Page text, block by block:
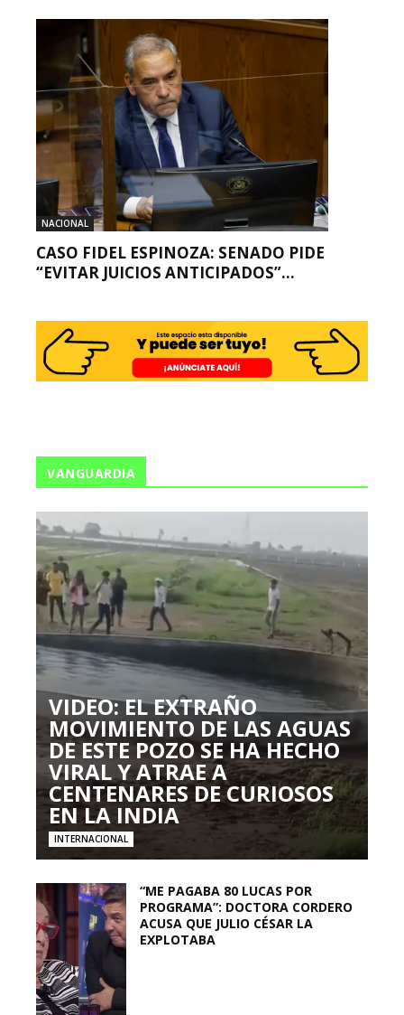
NACIONAL
CASO FIDEL ESPINOZA: SENADO PIDE
“EVITAR JUICIOS ANTICIPADOS”...
VANGUARDIA
VIDEO: EL EXTRAÑO
MOVIMIENTO DE LAS AGUAS
DE ESTE POZO SE HA HECHO
VIRAL Y ATRAE A
CENTENARES DE CURIOSOS
EN LA INDIA
INTERNACIONAL
“ME PAGABA 80 LUCAS POR
PROGRAMA”: DOCTORA CORDERO
ACUSA QUE JULIO CÉSAR LA
EXPLOTABA